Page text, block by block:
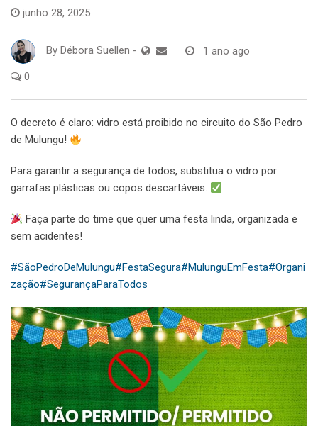
junho 28, 2025
By Débora Suellen - 1 ano ago
0
O decreto é claro: vidro está proibido no circuito do São Pedro
de Mulungu!
Para garantir a segurança de todos, substitua o vidro por
garrafas plásticas ou copos descartáveis.
Faça parte do time que quer uma festa linda, organizada e
sem acidentes!
#SãoPedroDeMulungu#FestaSegura#MulunguEmFesta#Organi
zação#SegurançaParaTodos